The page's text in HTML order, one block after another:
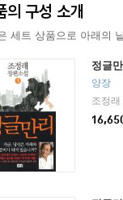
의 구성 소개
세트 상품으로 아래의
정글
양장
조정래